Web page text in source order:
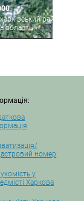
район,
область
номер
у
Харкова